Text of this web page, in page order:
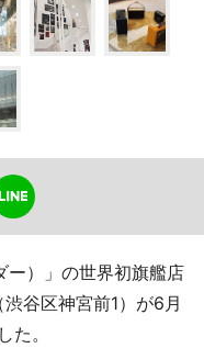
ー）」の世界初旗艦店
渋谷区神宮前1）が6月
た。